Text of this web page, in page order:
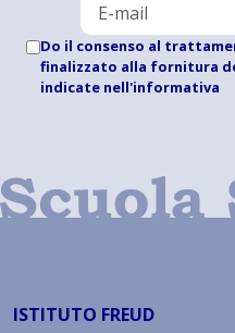
Do il consenso al
finalizzato alla fornitura
indicate nell'informativa
ISTITUTO FREUD